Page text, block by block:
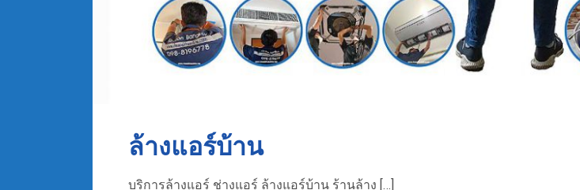
ล้างแอร์บ้าน
บริการล้างแอร์ ช่างแอร์ ล้างแอร์บ้าน ร้านล้าง […]